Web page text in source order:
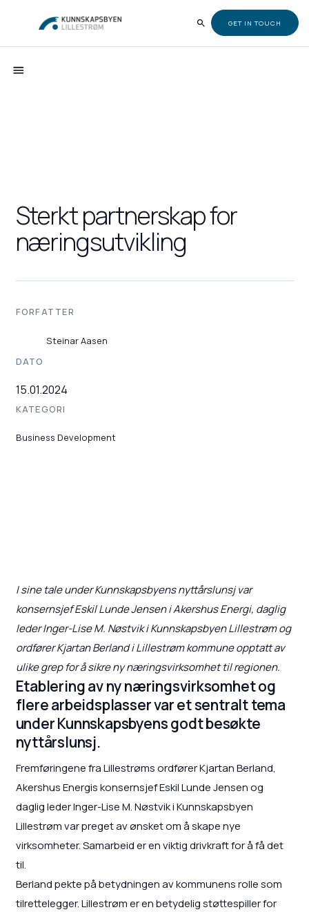
GET IN TOUCH
Sterkt partnerskap for
næringsutvikling
FORFATTER
Steinar Aasen
DATO
15.01.2024
KATEGORI
Business Development
I sine tale under Kunnskapsbyens nyttårslunsj var
konsernsjef Eskil Lunde Jensen i Akershus Energi, daglig
leder Inger-Lise M. Nøstvik i Kunnskapsbyen Lillestrøm og
ordfører Kjartan Berland i Lillestrøm kommune opptatt av
ulike grep for å sikre ny næringsvirksomhet til regionen.
Etablering av ny næringsvirksomhet og
flere arbeidsplasser var et sentralt tema
under Kunnskapsbyens godt besøkte
nyttårslunsj.
Fremføringene fra Lillestrøms ordfører Kjartan Berland,
Akershus Energis konsernsjef Eskil Lunde Jensen og
daglig leder Inger-Lise M. Nøstvik i Kunnskapsbyen
Lillestrøm var preget av ønsket om å skape nye
virksomheter. Samarbeid er en viktig drivkraft for å få det
til.
Berland pekte på betydningen av kommunens rolle som
tilrettelegger. Lillestrøm er en betydelig støttespiller for